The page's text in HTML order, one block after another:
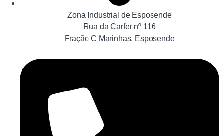
Zona Industrial de Esposende
Rua da Carfer nº 116
Fração C Marinhas, Esposende